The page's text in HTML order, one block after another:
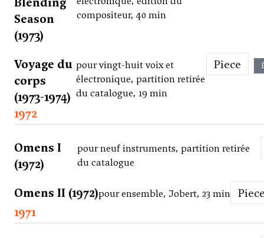
Season
(1973)
compositeur, 40 min
Voyage du
corps
(1973-1974)
pour vingt-huit voix et
électronique, partition retirée
du catalogue, 19 min
Piece
1972
Omens I
(1972)
pour neuf instruments, partition retirée
du catalogue
Omens II (1972)pour ensemble, Jobert, 23 min
1971